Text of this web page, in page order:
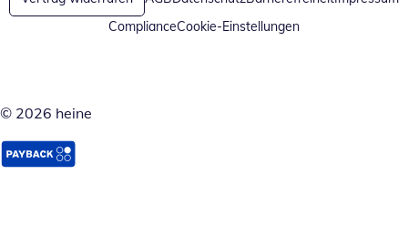
ComplianceCookie-Einstellungen
© 2026 heine